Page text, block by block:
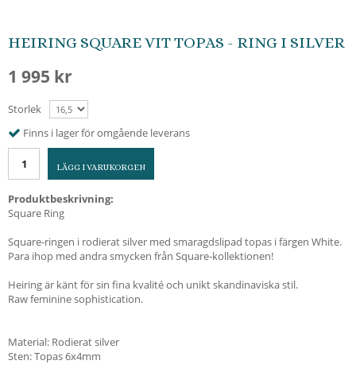
HEIRING SQUARE VIT TOPAS - RING I SILVER
1 995 kr
Storlek
Finns i lager för omgående leverans
LÄGG I VARUKORGEN
Produktbeskrivning:
Square Ring
Square-ringen i rodierat silver med smaragdslipad topas i färgen White.
Para ihop med andra smycken från Square-kollektionen!
Heiring är känt för sin fina kvalité och unikt skandinaviska stil.
Raw feminine sophistication.
Material: Rodierat silver
Sten: Topas 6x4mm